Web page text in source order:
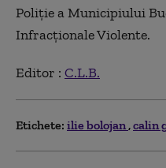
Poliţie a Municipiului
Infracţionale Violente.
Editor : C.L.B.
Etichete: ilie bolojan calin